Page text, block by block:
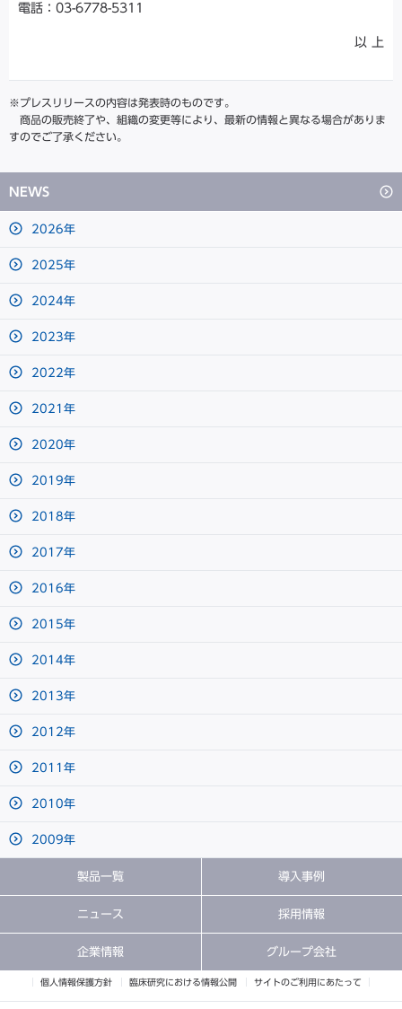
電話：03-6778-5311
以 上
※プレスリリースの内容は発表時のものです。
商品の販売終了や、組織の変更等により、最新の情報と異なる場合がありま
すのでご了承ください。
NEWS
2026年
2025年
2024年
2023年
2022年
2021年
2020年
2019年
2018年
2017年
2016年
2015年
2014年
2013年
2012年
2011年
2010年
2009年
製品一覧 導入事例
ニュース
企業情報
採用情報
グループ会社
個人情報保護方針 臨床研究における情報公開 サイトのご利用にあたって